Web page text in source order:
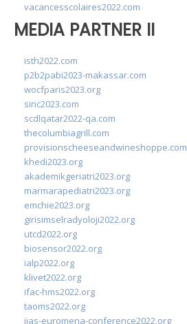
vacancesscolaires2022.com
MEDIA PARTNER II
isth2022.com
p2b2pabi2023-makassar.com
wocfparis2023.org
sinc2023.com
scdlqatar2022-qa.com
thecolumbiagrill.com
provisionscheeseandwineshoppe.com
khedi2023.org
akademikgeriatri2023.org
marmarapediatri2023.org
emchie2023.org
girisimselradyoloji2022.org
utcd2022.org
biosensor2022.org
ialp2022.org
klivet2022.org
ifac-hms2022.org
taoms2022.org
iias-euromena-conference2022.org